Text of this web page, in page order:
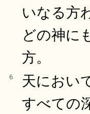
いなる方
どの神に
方。
6
天におい
すべての